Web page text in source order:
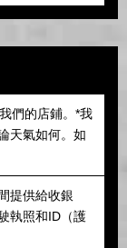
們的店鋪。*我
天氣如何。如
提供給收銀
執照和ID（護